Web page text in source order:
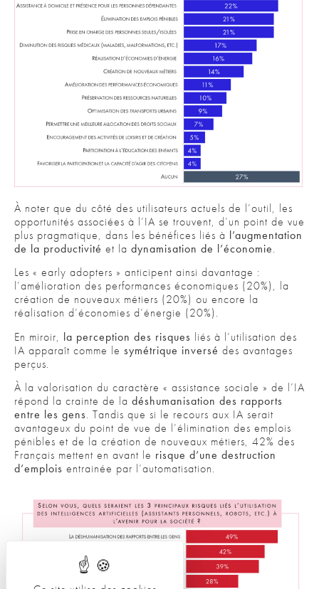
À noter que du côté des utilisateurs actuels de l’outil, les
opportunités associées à l’IA se trouvent, d’un point de vue
plus pragmatique, dans les bénéfices liés à l’augmentation
de la productivité et la dynamisation de l’économie.
Les « early adopters » anticipent ainsi davantage :
l’amélioration des performances économiques (20%), la
création de nouveaux métiers (20%) ou encore la
réalisation d’économies d’énergie (20%).
En miroir, la perception des risques liés à l’utilisation des
IA apparaît comme le symétrique inversé des avantages
perçus.
À la valorisation du caractère « assistance sociale » de l’IA
répond la crainte de la déshumanisation des rapports
entre les gens. Tandis que si le recours aux IA serait
avantageux du point de vue de l’élimination des emplois
pénibles et de la création de nouveaux métiers, 42% des
Français mettent en avant le risque d’une destruction
d’emplois entrainée par l’automatisation.